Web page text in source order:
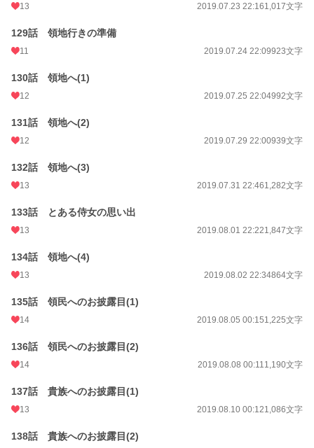
13 2019.07.23 22:161,017文字
129話 領地行きの準備
11 2019.07.24 22:09923文字
130話 領地へ(1)
12 2019.07.25 22:04992文字
131話 領地へ(2)
12 2019.07.29 22:00939文字
132話 領地へ(3)
13 2019.07.31 22:461,282文字
133話 とある侍女の思い出
13 2019.08.01 22:221,847文字
134話 領地へ(4)
13 2019.08.02 22:34864文字
135話 領民へのお披露目(1)
14 2019.08.05 00:151,225文字
136話 領民へのお披露目(2)
14 2019.08.08 00:111,190文字
137話 貴族へのお披露目(1)
13 2019.08.10 00:121,086文字
138話 貴族へのお披露目(2)